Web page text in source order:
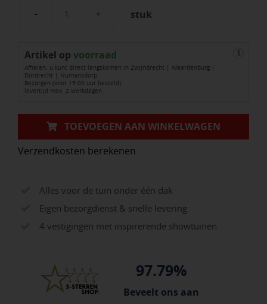
Wedge
aantal
stuk
Artikel op voorraad
Afhalen: u kunt direct langskomen in Zwijndrecht | Waardenburg |
Dordrecht | Numansdorp
Bezorgen (voor 15:00 uur besteld):
levertijd max. 2 werkdagen
i
TOEVOEGEN AAN WINKELWAGEN
Verzendkosten berekenen
Alles voor de tuin onder één dak
Eigen bezorgdienst & snelle levering
4 vestigingen met inspirerende showtuinen
97.79%
Beveelt ons aan